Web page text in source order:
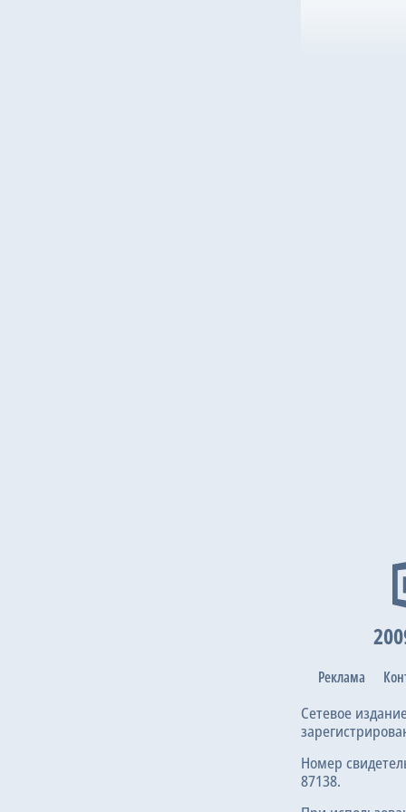
Реклама
Сетевое
Номер
87138.